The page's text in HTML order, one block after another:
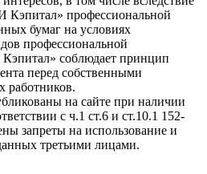
профессиональной
бумаг на условиях
профессиональной
соблюдает принцип
перед собственными
работников.
на сайте при наличии
с ч.1 ст.6 и ст.10.1 152-
запреты на использование и
третьими лицами.